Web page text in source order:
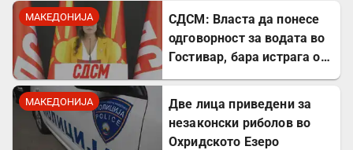
МАКЕДОНИЈА
СДСМ: Власта да понесе
одговорност за водата во
Гостивар, бара истрага од
МАКЕДОНИЈА
Две лица приведени за
незаконски риболов во
Охридското Езеро